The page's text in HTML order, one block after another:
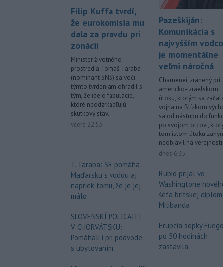
Filip Kuffa tvrdí,
že eurokomisia mu
dala za pravdu pri
zonácii
Minister životného
prostredia Tomáš Taraba
(nominant SNS) sa voči
týmto tvrdeniam ohradil s
tým, že ide o fabulácie,
ktoré neodzrkadľujú
skutkový stav.
včera 22:53
T. Taraba: SR pomáha
Maďarsku s vodou aj
napriek tomu, že je jej
málo
SLOVENSKÍ POLICAJTI
V CHORVÁTSKU:
Pomáhali i pri podvode
s ubytovaním
Pazeškiján:
Komunikácia s
najvyšším
je momentálne
veľmi náročná
Chameneí, zranený pri
americko-izraelskom
útoku, ktorým sa
vojna na Blízkom
sa od nástupu do
po svojom otcovi,
tom istom útoku
neobjavil na verejnosti.
dnes 6:35
Rubio prijal vo
Washingtone
šéfa britskej
Milibanda
Erupcia sopky
po 50 hodinách
zastavila